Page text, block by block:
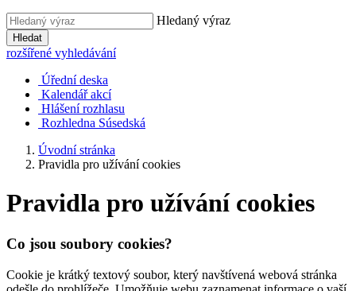
Hledaný výraz
Hledat
rozšířené vyhledávání
Úřední deska
Kalendář akcí
Hlášení rozhlasu
Rozhledna Súsedská
Úvodní stránka
Pravidla pro užívání cookies
Pravidla pro užívání cookies
Co jsou soubory cookies?
Cookie je krátký textový soubor, který navštívená webová stránka